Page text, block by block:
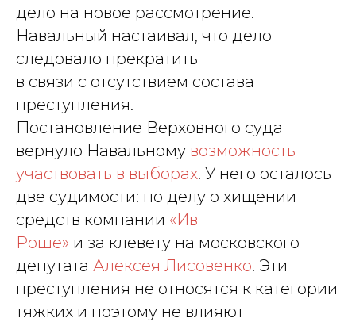
дело на новое рассмотрение.
Навальный настаивал, что дело
следовало прекратить
в связи с отсутствием состава
преступления.
Постановление Верховного суда
вернуло Навальному возможность
участвовать в выборах. У него осталось
две судимости: по делу о хищении
средств компании «Ив
Роше» и за клевету на московского
депутата Алексея Лисовенко. Эти
преступления не относятся к категории
тяжких и поэтому не влияют